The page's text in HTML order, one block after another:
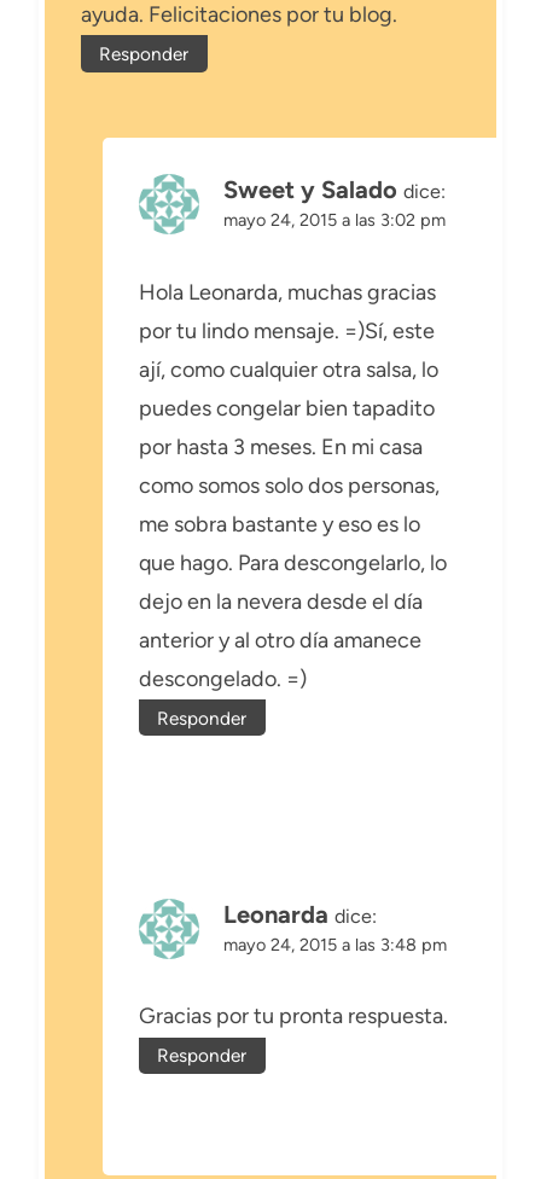
ayuda. Felicitaciones por tu blog.
Responder
Sweet y Salado dice:
mayo 24, 2015 a las 3:02 pm
Hola Leonarda, muchas gracias
por tu lindo mensaje. =)Sí, este
ají, como cualquier otra salsa, lo
puedes congelar bien tapadito
por hasta 3 meses. En mi casa
como somos solo dos personas,
me sobra bastante y eso es lo
que hago. Para descongelarlo, lo
dejo en la nevera desde el día
anterior y al otro día amanece
descongelado. =)
Responder
Leonarda dice:
mayo 24, 2015 a las 3:48 pm
Gracias por tu pronta respuesta.
Responder